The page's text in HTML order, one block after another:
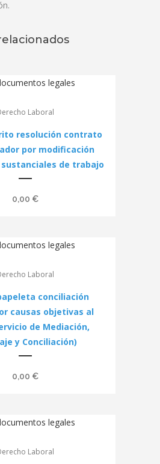
Laboral
resolución contrato
por modificación
de trabajo
0,00 €
Laboral
conciliación
causas objetivas al
de Mediación,
y Conciliación)
0,00 €
Laboral